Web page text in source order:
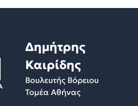
Δημήτρης
Καιρίδης
Βουλευτής Βόρειου
Τομέα Αθήνας